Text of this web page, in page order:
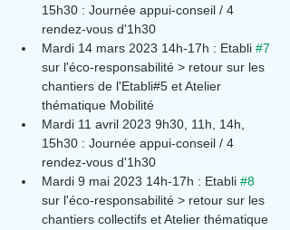
15h30 : Journée appui-conseil / 4
rendez-vous d'1h30
Mardi 14 mars 2023 14h-17h : Etabli #7
sur l'éco-responsabilité > retour sur les
chantiers de l'Etabli#5 et Atelier
thématique Mobilité
Mardi 11 avril 2023 9h30, 11h, 14h,
15h30 : Journée appui-conseil / 4
rendez-vous d'1h30
Mardi 9 mai 2023 14h-17h : Etabli #8
sur l'éco-responsabilité > retour sur les
chantiers collectifs et Atelier thématique